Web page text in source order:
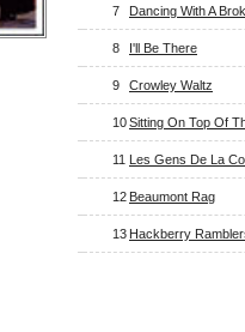
7 Dancing With A
8 I'll Be There
9 Crowley Waltz
10Sitting On Top Of
11 Les Gens De La
12 Beaumont Rag
13 Hackberry